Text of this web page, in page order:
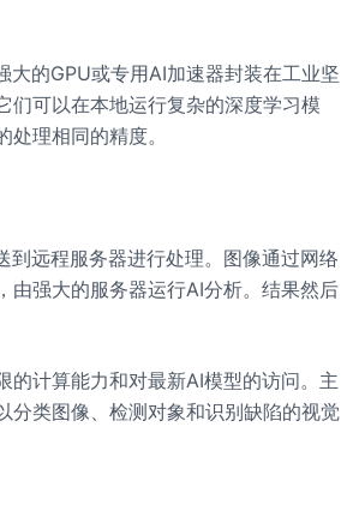
大的GPU或专用AI加速器封装在工业坚
们可以在本地运行复杂的深度学习模
理相同的精度。
到远程服务器进行处理。图像通过网络
由强大的服务器运行AI分析。结果然后
的计算能力和对最新AI模型的访问。主
分类图像、检测对象和识别缺陷的视觉